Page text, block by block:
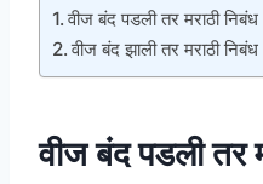
वीज बंद पडली तर मराठी निबंध
वीज बंद झाली तर मराठी निबंध
वीज बंद पडली तर